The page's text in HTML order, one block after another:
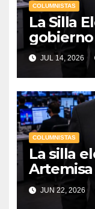
COLUMNISTAS
La Silla
JUL 14, 2026
COLUMNISTAS
La silla
Ladrón
JUN 22, 2026